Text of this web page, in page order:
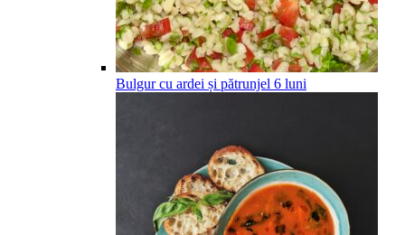
Bulgur cu ardei și pătrunjel 6 luni